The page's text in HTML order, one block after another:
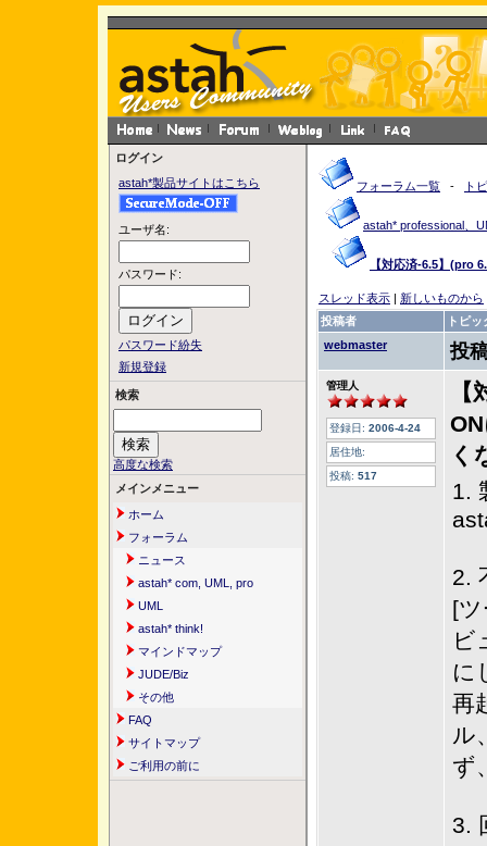
ログイン
astah*製品サイトはこちら
ユーザ名:
パスワード:
パスワード紛失
新規登録
検索
高度な検索
メインメニュー
ホーム
フォーラム
ニュース
astah* com, UML, pro
UML
astah* think!
マインドマップ
JUDE/Biz
その他
FAQ
サイトマップ
ご利用の前に
フォーラム一覧 - ト
astah* professional、
【対応済-6.5】(pro
スレッド表示 | 新しいものから
投稿者
トピッ
webmaster
投
管理人
登録日: 2006-4-24
居住地:
投稿: 517
く
1.
2.
[
ビ
に
再
ル
ず
3.